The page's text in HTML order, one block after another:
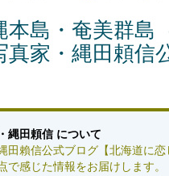
本島・奄美群島
真家・縄田頼信
縄田頼信 について
田賴信公式ブログ【北海道に
で感じた情報をお届けします。